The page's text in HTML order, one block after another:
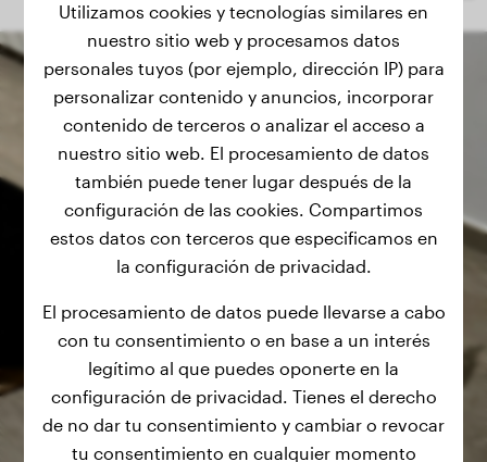
Utilizamos cookies y tecnologías similares en
nuestro sitio web y procesamos datos
personales tuyos (por ejemplo, dirección IP) para
personalizar contenido y anuncios, incorporar
contenido de terceros o analizar el acceso a
nuestro sitio web. El procesamiento de datos
también puede tener lugar después de la
configuración de las cookies. Compartimos
estos datos con terceros que especificamos en
la configuración de privacidad.
El procesamiento de datos puede llevarse a cabo
con tu consentimiento o en base a un interés
legítimo al que puedes oponerte en la
configuración de privacidad. Tienes el derecho
de no dar tu consentimiento y cambiar o revocar
tu consentimiento en cualquier momento